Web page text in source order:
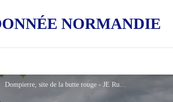
NORMANDIE
Dompierre, site de la butte rouge - JE Rubio